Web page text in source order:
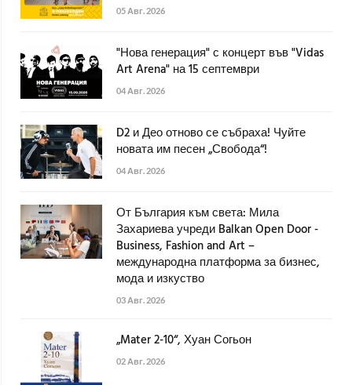
05 Авг. 2026
"Нова генерация" с концерт във "Vidas
Art Arena" на 15 септември
04 Авг. 2026
D2 и Део отново се събраха! Чуйте
новата им песен „Свобода“!
04 Авг. 2026
От България към света: Мила
Захариева учреди Balkan Open Door -
Business, Fashion and Art –
международна платформа за бизнес,
мода и изкуство
03 Авг. 2026
„Mater 2-10“, Хуан Согьон
02 Авг. 2026